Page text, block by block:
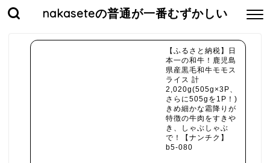
nakaseteの普通が一番むずかしい
【ふるさと納税】日
本一の和牛！鹿児島
県産黒毛和牛モモス
ライス 計
2,020g(505g×3P、
さらに505gを1P！)
きめ細かな霜降りが
特徴の牛肉をすきや
き、しゃぶしゃぶ
で！【ナンチク】
b5-080